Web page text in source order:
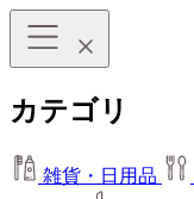
カテゴリ
雑貨・日用品